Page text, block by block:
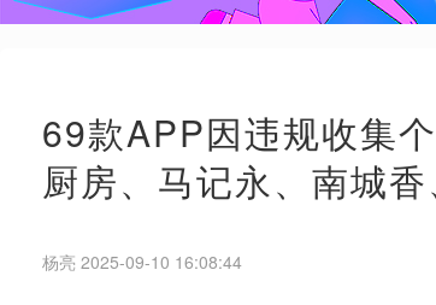
69款APP因违规收集
厨房、马记永、南城
杨亮 2025-09-10 16:08:44